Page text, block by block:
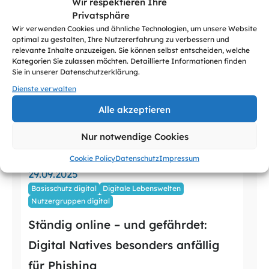
Privatsphäre
Wir verwenden Cookies und ähnliche Technologien, um unsere Website
optimal zu gestalten, Ihre Nutzererfahrung zu verbessern und
relevante Inhalte anzuzeigen. Sie können selbst entscheiden, welche
Kategorien Sie zulassen möchten. Detaillierte Informationen finden
Sie in unserer Datenschutzerklärung.
Dienste verwalten
Alle akzeptieren
Nur notwendige Cookies
Cookie PolicyDatenschutzImpressum
29.09.2025
Basisschutz digital
Digitale Lebenswelten
Nutzergruppen digital
Ständig online – und gefährdet:
Digital Natives besonders anfällig
für Phishing